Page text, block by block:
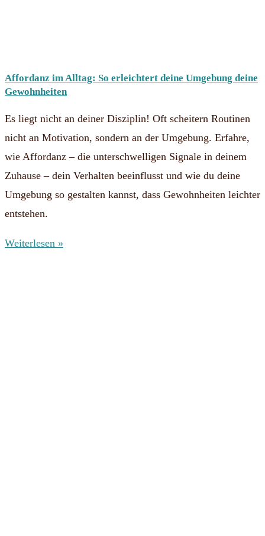
Affordanz im Alltag: So erleichtert deine Umgebung deine
Gewohnheiten
Es liegt nicht an deiner Disziplin! Oft scheitern Routinen
nicht an Motivation, sondern an der Umgebung. Erfahre,
wie Affordanz – die unterschwelligen Signale in deinem
Zuhause – dein Verhalten beeinflusst und wie du deine
Umgebung so gestalten kannst, dass Gewohnheiten leichter
entstehen.
Weiterlesen »